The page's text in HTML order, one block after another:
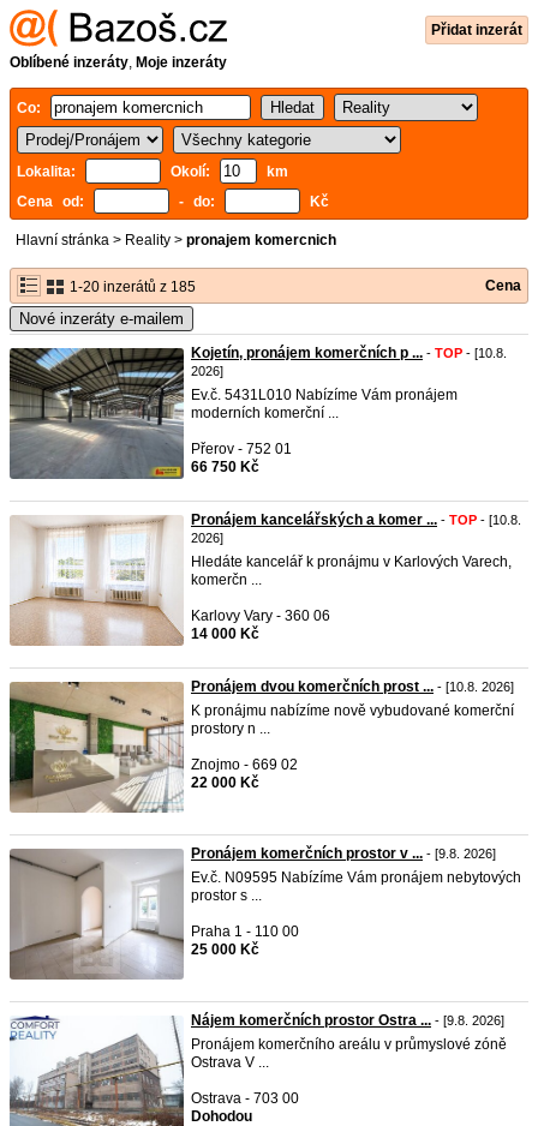
Přidat inzerát
Oblíbené inzeráty, Moje inzeráty
Co:
Lokalita: Okolí:
km
Cena od:
- do: Kč
Hlavní stránka > Reality > pronajem komercnich
1-20 inzerátů z 185 Cena
Nové inzeráty e-mailem
Kojetín, pronájem komerčních p ... - TOP - [10.8.
2026]
Ev.č. 5431L010 Nabízíme Vám pronájem
moderních komerční ...
Přerov - 752 01
66 750 Kč
Pronájem kancelářských a komer ... - TOP - [10.8.
2026]
Hledáte kancelář k pronájmu v Karlových Varech,
komerčn ...
Karlovy Vary - 360 06
14 000 Kč
Pronájem dvou komerčních prost ... - [10.8. 2026]
K pronájmu nabízíme nově vybudované komerční
prostory n ...
Znojmo - 669 02
22 000 Kč
Pronájem komerčních prostor v ... - [9.8. 2026]
Ev.č. N09595 Nabízíme Vám pronájem nebytových
prostor s ...
Praha 1 - 110 00
25 000 Kč
Nájem komerčních prostor Ostra ... - [9.8. 2026]
Pronájem komerčního areálu v průmyslové zóně
Ostrava V ...
Ostrava - 703 00
Dohodou